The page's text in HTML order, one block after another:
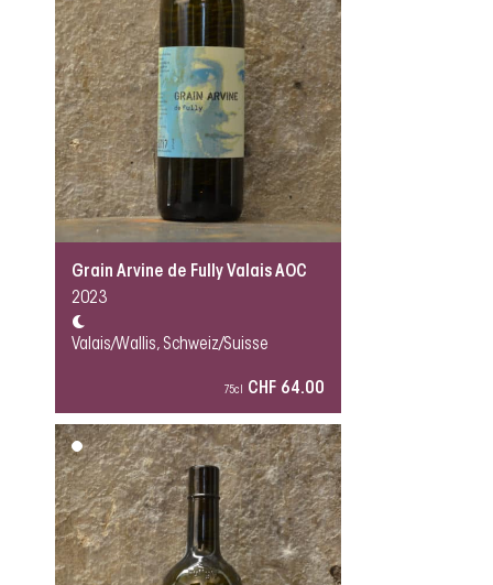
Grain Arvine de Fully Valais AOC
2023
Valais/Wallis, Schweiz/Suisse
75cl CHF 64.00